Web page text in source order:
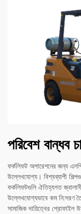
পরিবেশ বান্ধব
ফর্কলিফট অপারেশনের জন্য
উল্লেখযোগ্য। বিশ্বব্যাপী
ফর্কলিফটগুলি ঐতিহ্যগত
উল্লেখযোগ্যভাবে কম নি:সরণ
সামাজিক দায়িত্বের প্রোফাইল